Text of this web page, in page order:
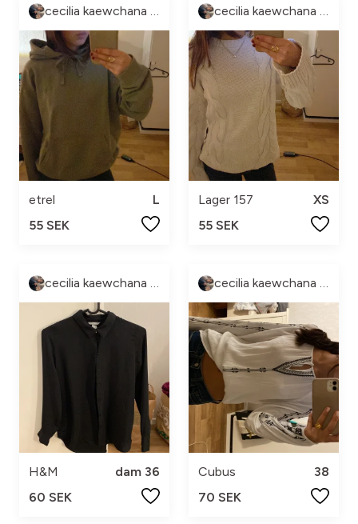
etrel
L
55 SEK
Lager 157
XS
55 SEK
H&M
dam 36
60 SEK
Cubus
38
70 SEK